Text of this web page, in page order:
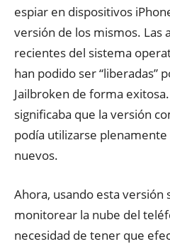
espiar en dispositivos
versión de los mismos. Las
recientes del sistema
han podido ser “liberadas”
Jailbroken de forma
significaba que la versión
podía utilizarse
nuevos.
Ahora, usando esta versión
monitorear la nube del
necesidad de tener que